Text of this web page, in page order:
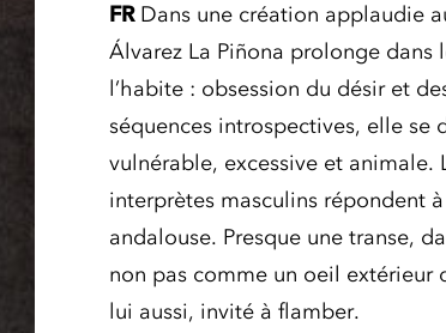
FRDans une création applaudie
Álvarez La Piñona prolonge dans
l’habite : obsession du désir et
séquences introspectives, elle se
vulnérable, excessive et
interprètes masculins répondent
andalouse. Presque une transe,
non pas comme un oeil extérieur
lui aussi, invité à flamber.